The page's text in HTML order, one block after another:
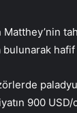
bulunarak
900